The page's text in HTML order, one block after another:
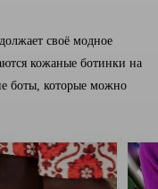
своё модное
кожаные ботинки на
боты, которые можно